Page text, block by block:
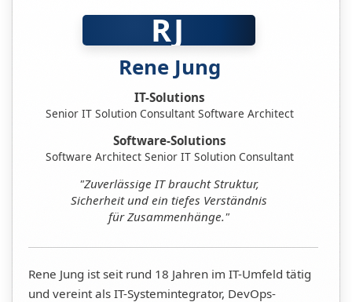
RJ
Rene Jung
IT-Solutions
Senior IT Solution Consultant Software Architect
Software-Solutions
Software Architect Senior IT Solution Consultant
"Zuverlässige IT braucht Struktur,
Sicherheit und ein tiefes Verständnis
für Zusammenhänge."
Rene Jung ist seit rund 18 Jahren im IT-Umfeld tätig
und vereint als IT-Systemintegrator, DevOps-